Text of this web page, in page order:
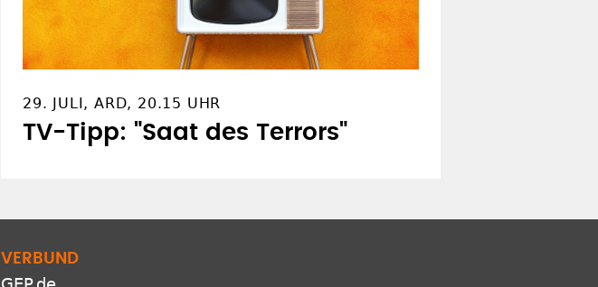
29. JULI, ARD, 20.15 UHR
TV-Tipp: "Saat des Terrors"
VERBUND